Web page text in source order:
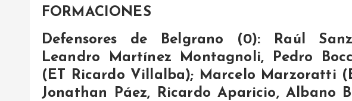
FORMACIONES
Defensores de Belgrano (0): Raúl
Leandro Martínez Montagnoli, Pedro
(ET Ricardo Villalba); Marcelo Marzoratti
Jonathan Páez, Ricardo Aparicio, Albano